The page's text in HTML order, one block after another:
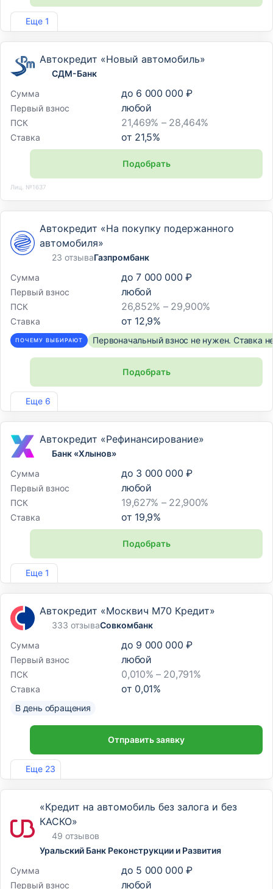
Еще 1
Лиц. №1745
Автокредит «Новый автомобиль»
СДМ-Банк
Сумма
до 6 000 000 ₽
Первый взнос любой
ПСК 21,469% – 28,464%
Ставка от 21,5%
Подобрать
Лиц. №1637
Еще 6
Автокредит «На покупку подержанного
автомобиля»
23 отзываГазпромбанк
Сумма
до 7 000 000 ₽
Первый взнос любой
ПСК 26,852% – 29,900%
Ставка от 12,9%
ПОЧЕМУ ВЫБИРАЮТ Первоначальный взнос не нужен. Ставка
Подобрать
Лиц. №354
Еще 1
Автокредит «Рефинансирование»
Банк «Хлынов»
Сумма
до 3 000 000 ₽
Первый взнос любой
ПСК 19,627% – 22,900%
Ставка от 19,9%
Подобрать
Лиц. №254
Еще 23
Автокредит «Москвич М70 Кредит»
333 отзываСовкомбанк
Сумма
до 9 000 000 ₽
Первый взнос любой
ПСК 0,010% – 20,791%
Ставка от 0,01%
В день обращения
Отправить заявку
Лиц. №963
«Кредит на автомобиль без залога и без
КАСКО»
49 отзывов
Уральский Банк Реконструкции и Развития
Сумма
до 5 000 000 ₽
Первый взнос любой